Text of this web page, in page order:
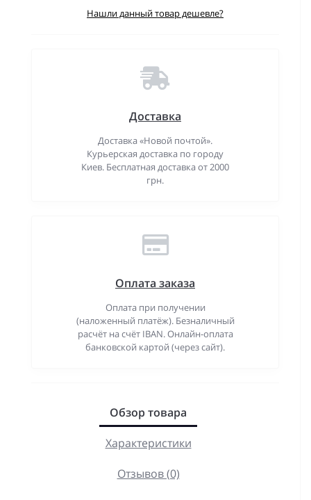
Нашли данный товар дешевле?
Доставка
Доставка «Новой почтой».
Курьерская доставка по городу
Киев. Бесплатная доставка от 2000
грн.
Оплата заказа
Оплата при получении
(наложенный платёж). Безналичный
расчёт на счёт IBAN. Онлайн-оплата
банковской картой (через сайт).
Обзор товара
Характеристики
Отзывов (0)